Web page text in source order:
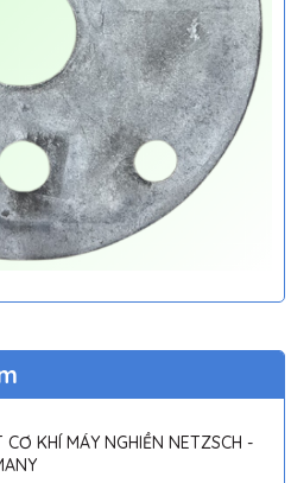
CƠ KHÍ MÁY NGHIỀN NETZSCH -